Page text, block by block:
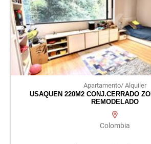
Apartamento/ Alquiler
USAQUEN 220M2 CONJ.CERRADO
REMODELADO
Colombia